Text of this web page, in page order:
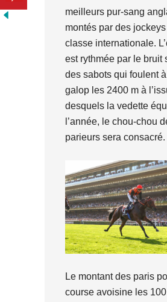
meilleurs pur-sang
montés par des
classe internationale.
est rythmée par le bruit
des sabots qui foulent
galop les 2400 m à
desquels la vedette
l’année, le chou-chou
parieurs sera consacré.
Le montant des paris
course avoisine les